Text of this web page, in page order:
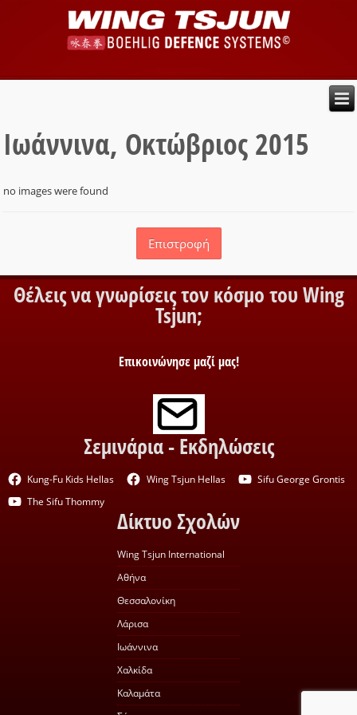
Ιωάννινα, Οκτώβριος 2015
no images were found
Επιστροφή
Θέλεις να γνωρίσεις τον κόσμο του Wing
Tsjun;
Επικοινώνησε μαζί μας!
Σεμινάρια - Εκδηλώσεις
Kung-Fu Kids Hellas Wing Tsjun Hellas
Sifu George Grontis
The Sifu Thommy
Δίκτυο Σχολών
Wing Tsjun International
Αθήνα
Θεσσαλονίκη
Λάρισα
Ιωάννινα
Χαλκίδα
Καλαμάτα